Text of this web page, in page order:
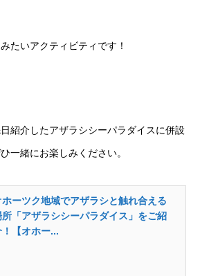
はこちら
ス課題解決コミュニティ【北海道オ
たいアクティビティです！
紹介したアザラシシーパラダイスに併設
一緒にお楽しみください。
ホーツク地域でアザラシと触れ合える
所「アザラシシーパラダイス」をご紹
！【オホー...